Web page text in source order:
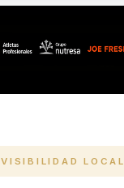
VISIBILIDAD LOCAL